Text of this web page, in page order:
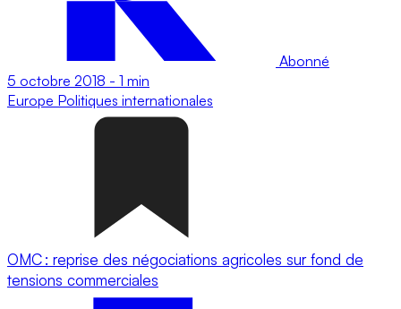
Abonné
5 octobre 2018 - 1 min
Europe Politiques internationales
OMC : reprise des négociations agricoles sur fond de
tensions commerciales